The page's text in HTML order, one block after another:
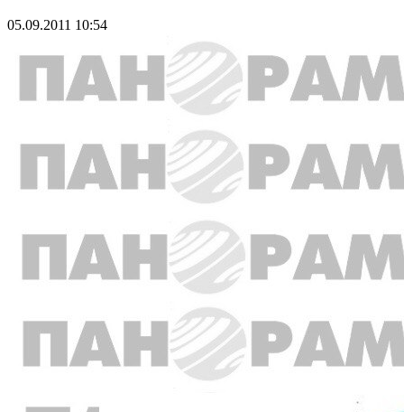
05.09.2011 10:54